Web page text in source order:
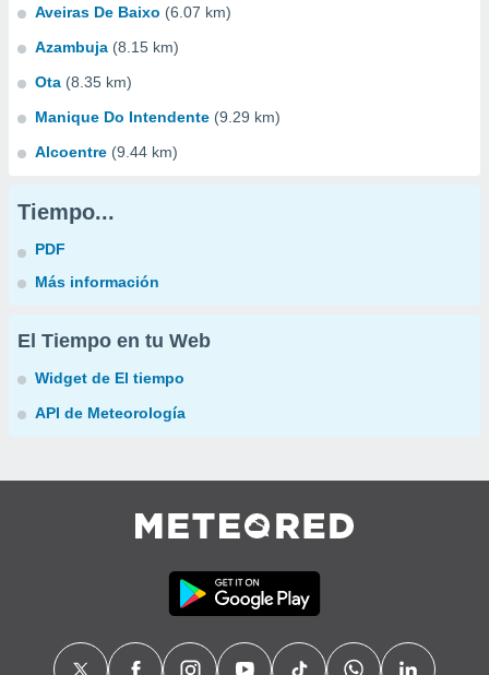
Aveiras De Baixo (6.07 km)
Azambuja (8.15 km)
Ota (8.35 km)
Manique Do Intendente (9.29 km)
Alcoentre (9.44 km)
Tiempo...
PDF
Más información
El Tiempo en tu Web
Widget de El tiempo
API de Meteorología